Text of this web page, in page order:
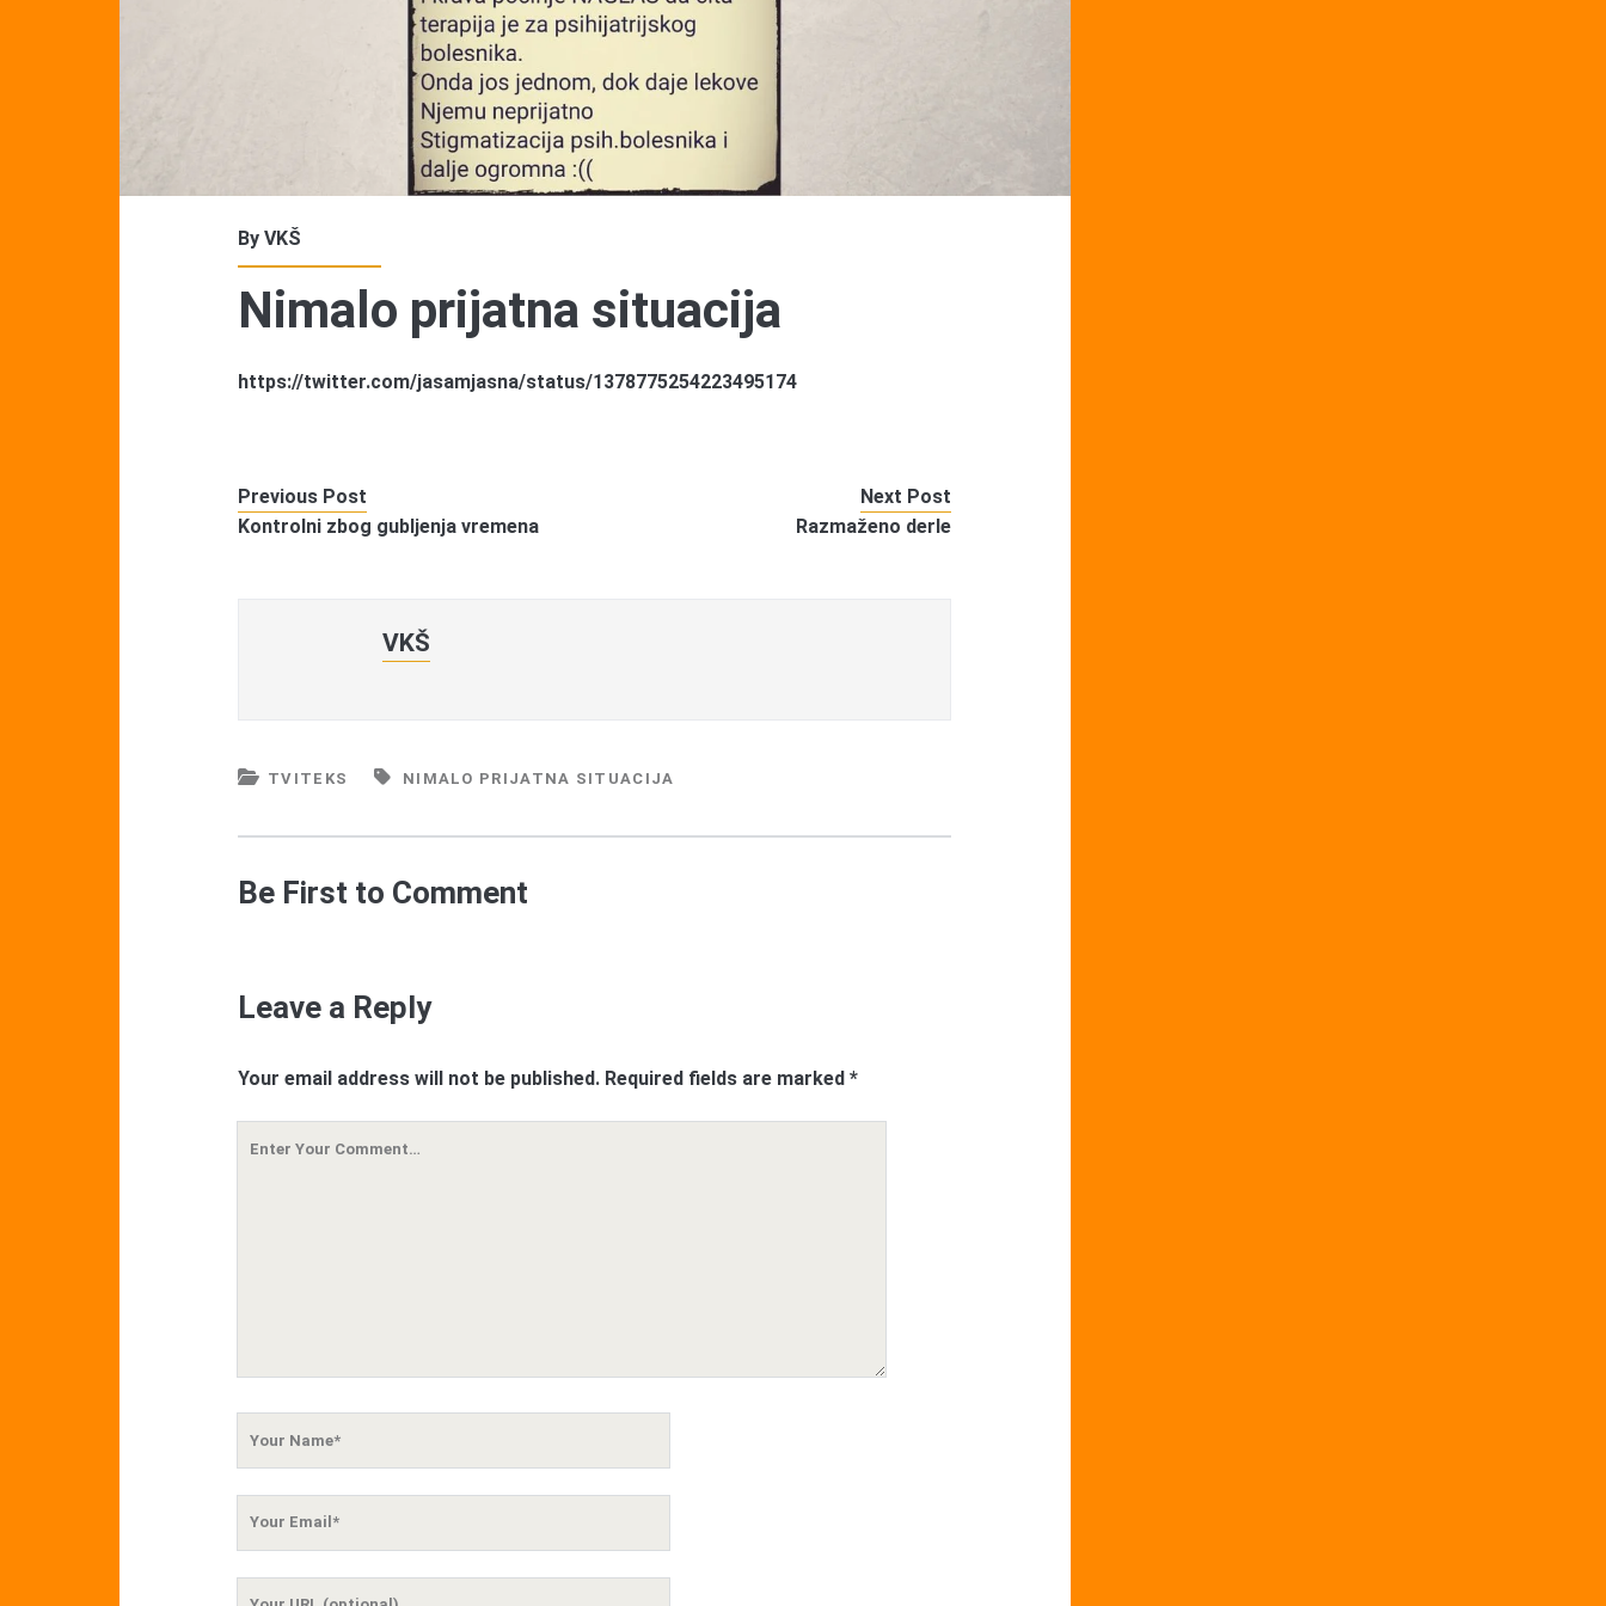
ByVKŠ
Nimalo prijatna situacija
https://twitter.com/jasamjasna/status/1378775254223495174
Previous Post
Kontrolni zbog gubljenja vremena
Next Post
Razmaženo derle
VKŠ
TVITEKS NIMALO PRIJATNA SITUACIJA
Be First to Comment
Leave a Reply
Your email address will not be published. Required fields are marked*